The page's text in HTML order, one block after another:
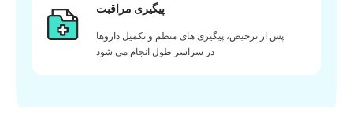
پیگیری مراقبت
پس از ترخیص، پیگیری های منظم و تکمیل داروها
در سراسر طول انجام می شود